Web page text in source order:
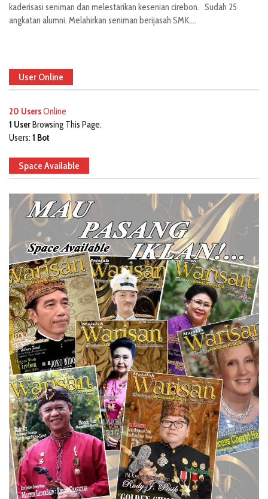
kaderisasi seniman dan melestarikan kesenian cirebon. Sudah 25
angkatan alumni. Melahirkan seniman berijasah SMK,...
User Online
20 UsersOnline
1 UserBrowsing This Page.
Users: 1 Bot
Space Available